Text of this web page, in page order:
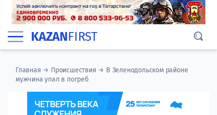
KAZANFIRST
Главная → Происшествия → В Зеленодольском районе
мужчина упал в погреб